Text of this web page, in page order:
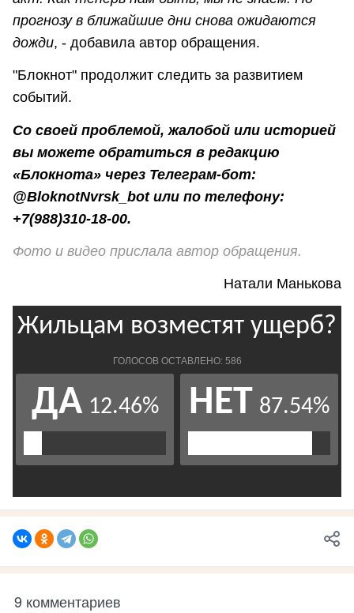
прогнозу в ближайшие дни снова ожидаются
дожди, - добавила автор обращения.
"Блокнот" продолжит следить за развитием
событий.
Со своей проблемой, жалобой или историей
вы можете обратиться в редакцию
«Блокнота» через Телеграм-бот:
@BloknotNvrsk_bot или по телефону:
+7(988)310-18-00.
Фото и видео прислала автор обращения.
Натали Манькова
9 комментариев